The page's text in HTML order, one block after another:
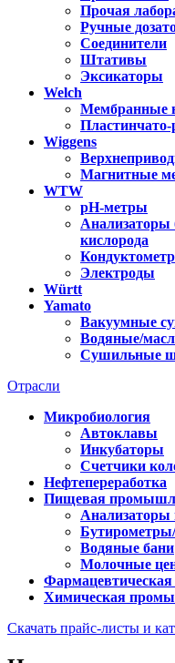
Прочая
Ручные
Соединители
Штативы
Эксикаторы
Welch
Мембранные
Wiggens
Магнитные
WTW
pH-метры
Анализаторы
кислорода
Электроды
Württ
Yamato
Вакуумные
Водяные/
Сушильные
Отрасли
Микробиология
Автоклавы
Инкубаторы
Счетчики
Нефтепереработка
Пищевая
Анализаторы
Водяные бани
Молочные
Химическая
Скачать прайс-листы и